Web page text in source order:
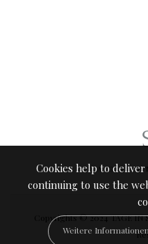
TAGE
Copyrights © 2024 TAGE IN
Cookies help to
continuing to use the
Weitere Informationen